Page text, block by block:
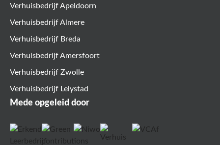
Verhuisbedrijf Apeldoorn
Verhuisbedrijf Almere
Verhuisbedrijf Breda
Verhuisbedrijf Amersfoort
Verhuisbedrijf Zwolle
Verhuisbedrijf Lelystad
Mede opgeleid door